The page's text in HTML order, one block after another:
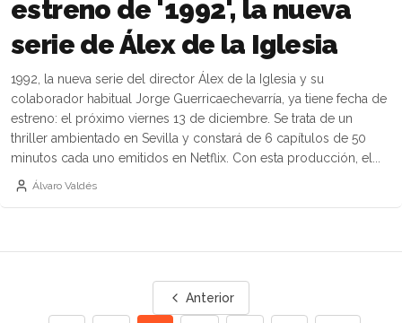
estreno de '1992', la nueva
serie de Álex de la Iglesia
1992, la nueva serie del director Álex de la Iglesia y su
colaborador habitual Jorge Guerricaechevarría, ya tiene fecha de
estreno: el próximo viernes 13 de diciembre. Se trata de un
thriller ambientado en Sevilla y constará de 6 capítulos de 50
minutos cada uno emitidos en Netflix. Con esta producción, el...
Álvaro Valdés
Anterior